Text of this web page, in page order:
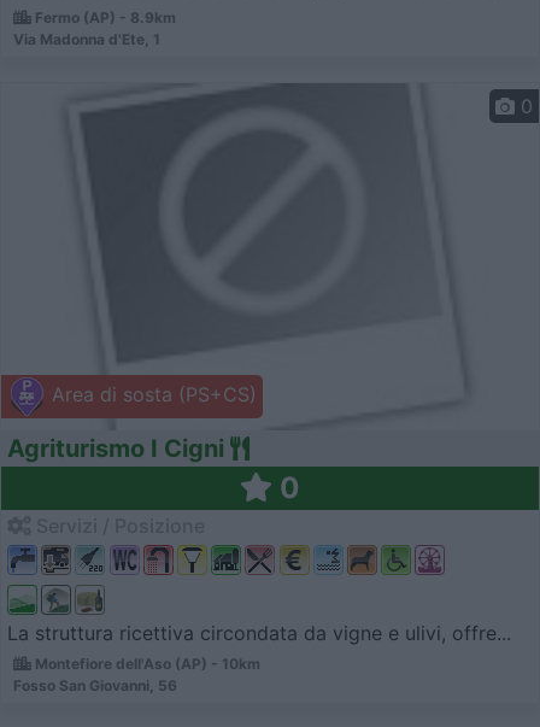
Fermo (AP) - 8.9km
Via Madonna d'Ete, 1
Area di sosta (PS+CS)
0
Agriturismo I Cigni
0
La struttura ricettiva circondata da vigne e ulivi, offre...
Montefiore dell'Aso (AP) - 10km
Fosso San Giovanni, 56